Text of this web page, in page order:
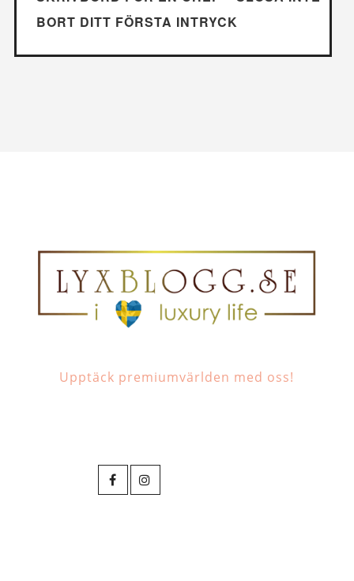
BORT DITT FÖRSTA INTRYCK
Upptäck premiumvärlden med oss!